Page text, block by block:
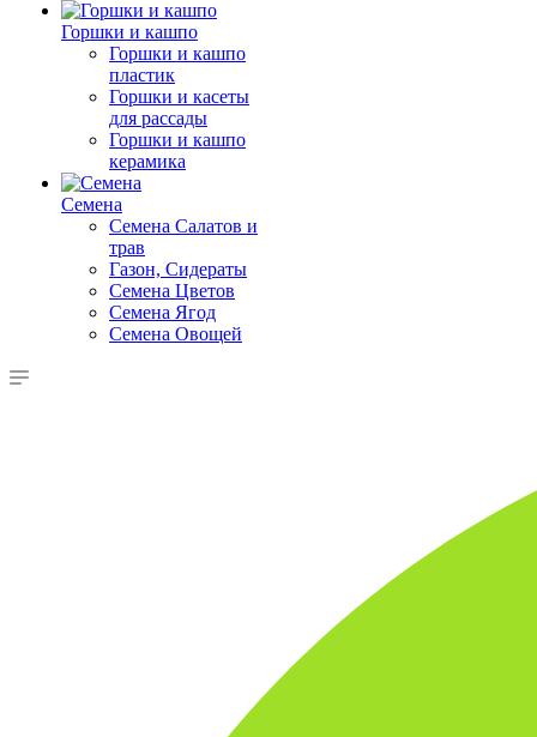
Горшки и кашпо
Горшки и кашпо
пластик
Горшки и касеты
для рассады
Горшки и кашпо
керамика
Семена
Семена Салатов и
трав
Газон, Сидераты
Семена Цветов
Семена Ягод
Семена Овощей